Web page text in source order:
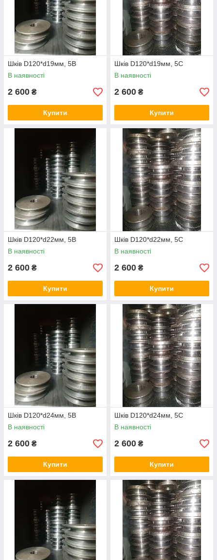
Шків D120*d19мм, 5В
В наявності
2 600 ₴
Купити
Шків D120*d19мм, 5С
В наявності
2 600 ₴
Купити
Шків D120*d22мм, 5В
В наявності
2 600 ₴
Купити
Шків D120*d22мм, 5С
В наявності
2 600 ₴
Купити
Шків D120*d24мм, 5В
В наявності
2 600 ₴
Купити
Шків D120*d24мм, 5С
В наявності
2 600 ₴
Купити